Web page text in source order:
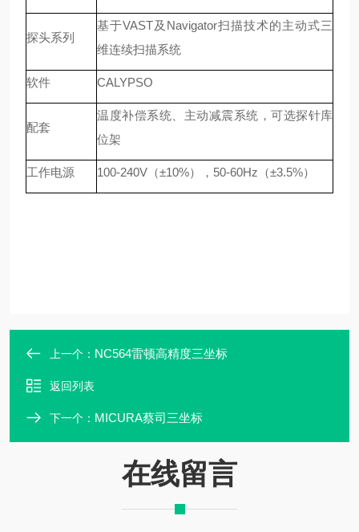
探头系列
基于VAST及Navigator扫描技术的主动式三
维连续扫描系统
软件 CALYPSO
配套
温度补偿系统、主动减震系统，可选探针库
位架
工作电源 100-240V（±10%），50-60Hz（±3.5%）
上一个： NC564雷顿高精度三坐标
返回列表
下一个： MICURA蔡司三坐标
在线留言